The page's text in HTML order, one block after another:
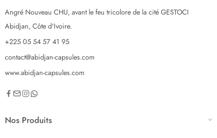
Angré Nouveau CHU, avant le feu tricolore de la cité GESTOCI
Abidjan, Côte d'Ivoire.
+225 05 54 57 41 95
contact@abidjan-capsules.com
www.abidjan-capsules.com
Nos Produits